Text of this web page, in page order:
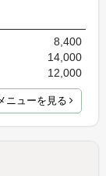
8,400
14,000
12,000
ニューを見る